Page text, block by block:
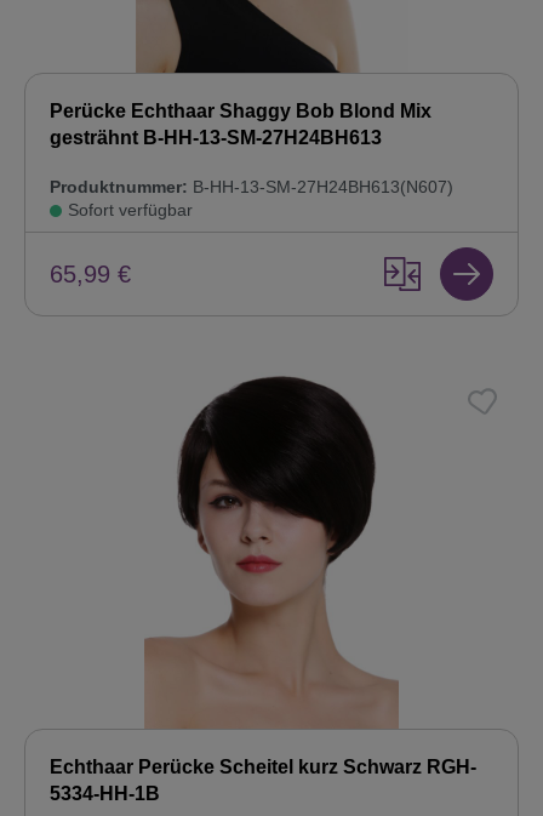
Perücke Echthaar Shaggy Bob Blond Mix
gesträhnt B-HH-13-SM-27H24BH613
Produktnummer: B-HH-13-SM-27H24BH613(N607)
Sofort verfügbar
65,99 €
Echthaar Perücke Scheitel kurz Schwarz RGH-
5334-HH-1B